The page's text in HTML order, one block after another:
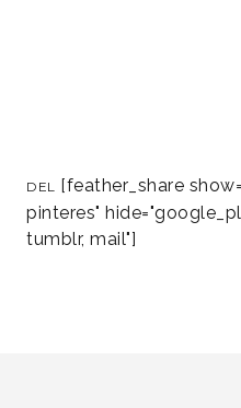
DEL
[feather_share
pinteres"
tumblr, mail"]